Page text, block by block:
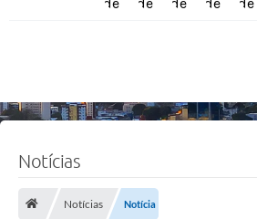
Notícias
Notícias Notícia